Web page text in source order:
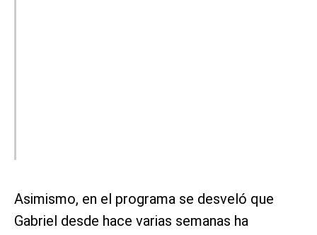
Asimismo, en el programa se desveló que
Gabriel desde hace varias semanas ha